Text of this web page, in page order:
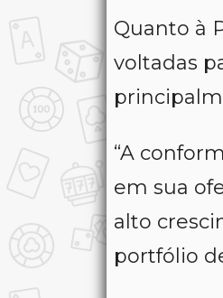
Quanto à
voltadas
“A
em sua
alto
portfólio